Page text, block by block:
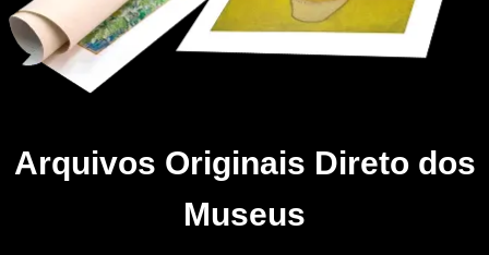
Arquivos Originais Direto dos
Museus